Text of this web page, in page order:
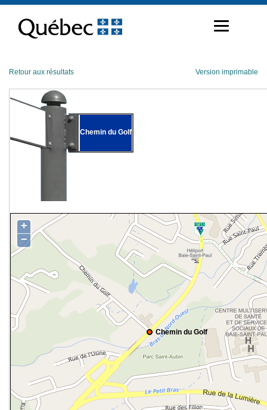
contenu
Retour aux résultats Version imprimable
Chemin du Golf
Chemin du Golf
+
−